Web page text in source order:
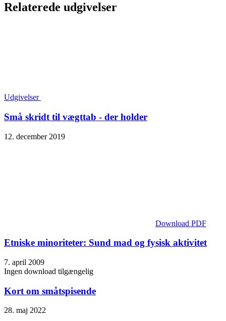
Relaterede udgivelser
Udgivelser
Små skridt til vægttab - der holder
12. december 2019
Download PDF
Etniske minoriteter: Sund mad og fysisk aktivitet
7. april 2009
Ingen download tilgængelig
Kort om småtspisende
28. maj 2022